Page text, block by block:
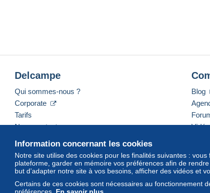
Information concernant les cookies
Notre site utilise des cookies pour les finalités suivantes :
plateforme, garder en mémoire vos préférences afin de
but d’adapter notre site à vos besoins, afficher des vidéos et
Certains de ces cookies sont nécessaires au fonctionnement
préférences. En savoir plus
Delcampe
Qui sommes-nous ?
Corporate
Tarifs
Nous contacter
Blog
Français USD America/Indiana/Vevay